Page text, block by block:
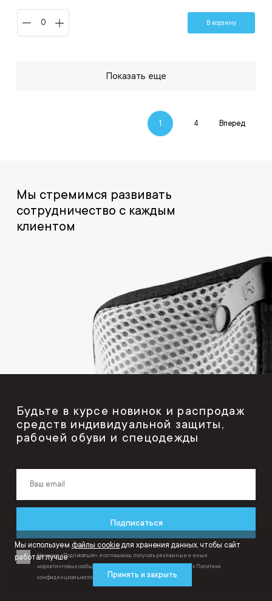
В корзину
Показать еще
1 4 Вперед
Мы стремимся развивать
сотрудничество с каждым
клиентом
Будьте в курсе новинок и распродаж
средств индивидуальной защиты,
рабочей обуви и спецодежды
Подписаться
Нажимая «Подписаться», я соглашаюсь получать рекламные и иные
маркетинговые сообщения от ООО «ИнтерСафети» на условиях Политики
конфиденциальности
Пользовательского соглашения.
Мы используем файлы cookieдля хранения данных, чтобы сайт
работал лучше
Принять и закрыть